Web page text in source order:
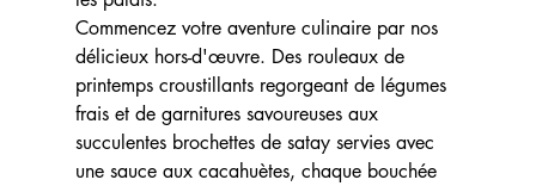
Commencez votre aventure culinaire par nos
délicieux hors-d'œuvre. Des rouleaux de
printemps croustillants regorgeant de légumes
frais et de garnitures savoureuses aux
succulentes brochettes de satay servies avec
une sauce aux cacahuètes, chaque bouchée